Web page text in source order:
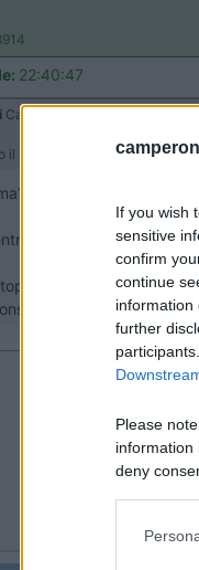
If you wish
sensitive
confirm
continue
information
further
Please
information
deny
22:40:47
Castiglione
il più bravo tecnico
autorizzato Trunma
conciso e non
la sfera di